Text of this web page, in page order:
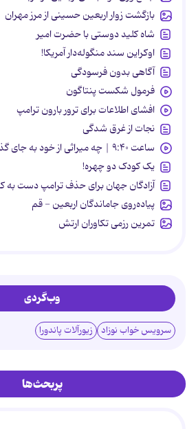
بازگشت زوار اربعین حسینی از مرز مهران
شاه کلید دوستی با حضرت امیر
اوکراین سند منگوله‌دار آمریکا!
آگاهی بدون فرسودگی
فرمول شکست پنتاگون
افشای اطلاعات برای ترور بارون ترامپ
نجات از غرق شدگی
ساعت ۹:۴۰ | چه میراثی از خود به جای گذاشت؟
یک کودک دو چهره!
آزادگان جهان برای حذف ترامپ دست به
پیاده‌روی جاماندگان اربعین - قم
تمرین رزمی تکاوران ارتش
وب‌گردی
سرویس خواب نوزاد زیورآلات پاندورا
پربحث‌ها